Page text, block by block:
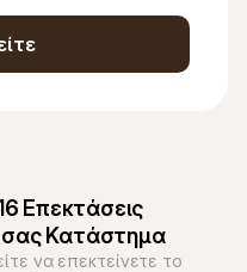
Επεκτάσεις
σας Κατάστημα
να επεκτείνετε το